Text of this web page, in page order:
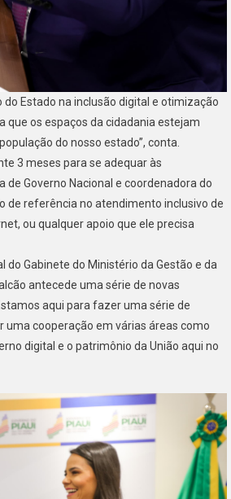
Estado na inclusão digital e otimização
que os espaços da cidadania estejam
do nosso estado”, conta.
3 meses para se adequar às
Governo Nacional e coordenadora do
de referência no atendimento inclusivo de
ou qualquer apoio que ele precisa
do Gabinete do Ministério da Gestão e da
antecede uma série de novas
aqui para fazer uma série de
uma cooperação em várias áreas como
digital e o patrimônio da União aqui no